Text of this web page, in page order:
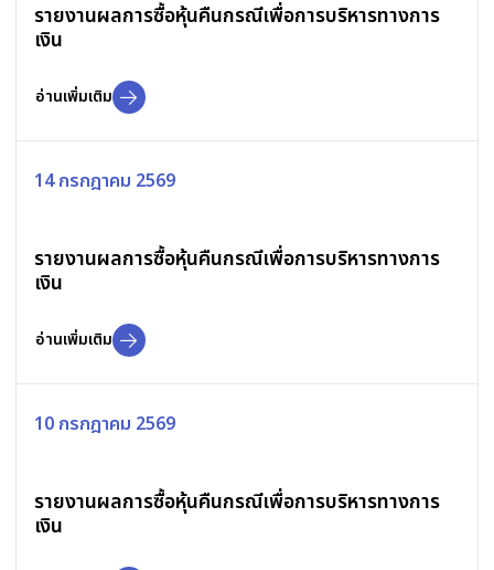
รายงานผลการซื้อหุ้นคืนกรณีเพื่อการบริหารทางการ
เงิน
อ่านเพิ่มเติม
14 กรกฎาคม 2569
รายงานผลการซื้อหุ้นคืนกรณีเพื่อการบริหารทางการ
เงิน
อ่านเพิ่มเติม
10 กรกฎาคม 2569
รายงานผลการซื้อหุ้นคืนกรณีเพื่อการบริหารทางการ
เงิน